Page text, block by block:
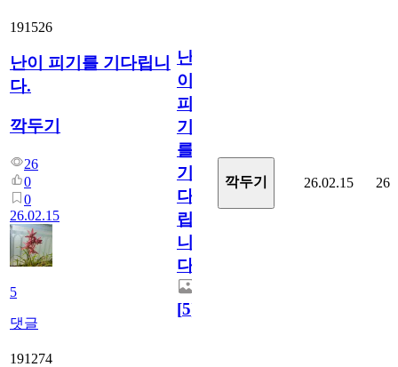
191526
난이 피기를 기다립니
다.
깍두기
26
0
0
26.02.15
5
댓글
난
이
피
기
를
기
다
립
니
다.
[5]
깍두기 26.02.15 26
191274